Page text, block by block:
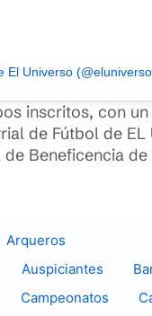
El Universo
inscritos, con
de Fútbol de
Beneficencia
Arqueros
Auspiciantes
Campeonatos